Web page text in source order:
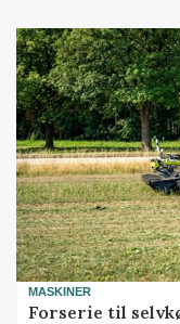
MASKINER
Forserie til